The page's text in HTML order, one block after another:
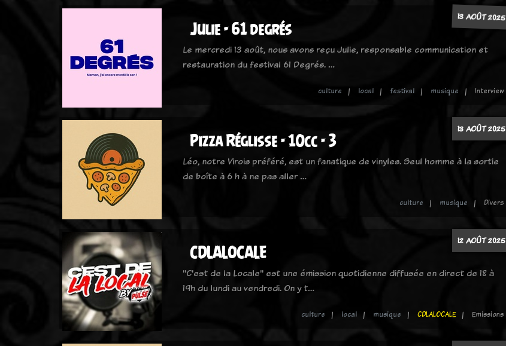
13 AOÛT 2025
Julie - 61 degrés
Le mercredi 13 août, nous avons reçu Julie, responsable communication et
restauration du festival 61 Degrés. …
culture local festival musique Interview
13 AOÛT 2025
Pizza Réglisse - 10cc - 3
Léo, notre Virois préféré, est un fanatique de vinyles. Seul homme à la sortie
de boîte à 6 h à ne pas aller …
culture musique Divers
12 AOÛT 2025
CDLALOCALE
"C'est de la Locale" est une émission quotidienne diffusée en direct de 18 à
19h du lundi au vendredi. On y t…
culture local musique CDLALOCALE Emissions